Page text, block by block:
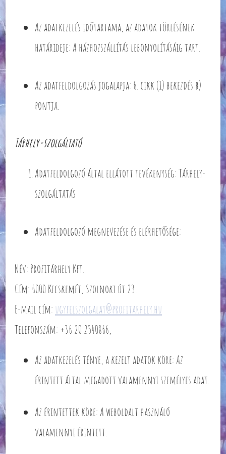
Az adatkezelés időtartama, az adatok törlésének
határideje: A házhozszállítás lebonyolításáig tart.
Az adatfeldolgozás jogalapja: 6. cikk (1) bekezdés b)
pontja.
Tárhely-szolgáltató
Adatfeldolgozó által ellátott tevékenység: Tárhely-
szolgáltatás
Adatfeldolgozó megnevezése és elérhetősége:
Név: Profitárhely Kft.
Cím: 6000 Kecskemét, Szolnoki út 23.
E-mail cím: ugyfelszolgalat@profitarhely.hu
Telefonszám: +36 20 2540866,
Az adatkezelés ténye, a kezelt adatok köre: Az
érintett által megadott valamennyi személyes adat.
Az érintettek köre: A weboldalt használó
valamennyi érintett.